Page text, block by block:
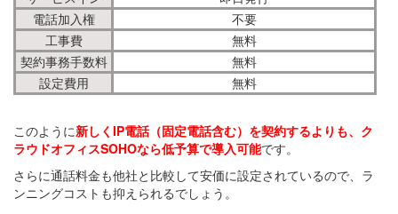
電話加入権
不要
工事費
無料
契約事務手数料
無料
設定費用
無料
このように新しくIP電話（固定電話含む）を契約するよりも、ク
ラウドオフィスSOHOなら低予算で導入可能です。
さらに通話料金も他社と比較して安価に設定されているので、ラ
ンニングコストも抑えられるでしょう。